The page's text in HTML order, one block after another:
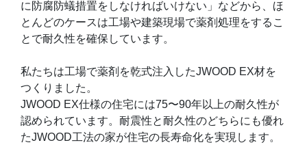
に防腐防蟻措置をしなければいけない」などから、ほ
とんどのケースは工場や建築現場で薬剤処理をするこ
とで耐久性を確保しています。
私たちは工場で薬剤を乾式注入したJWOOD EX材を
つくりました。
JWOOD EX仕様の住宅には75〜90年以上の耐久性が
認められています。耐震性と耐久性のどちらにも優れ
たJWOOD工法の家が住宅の長寿命化を実現します。